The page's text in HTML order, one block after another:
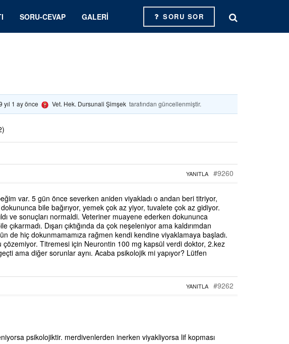
SORU-CEVAP GALERI SORU SOR
yıl 1 ay önce Vet. Hek. Dursunali Şimşek tarafından güncellenmiştir.
#9260
YANITLA
var. 5 gün önce severken aniden viyakladı o andan beri titriyor,
bile bağırıyor, yemek çok az yiyor, tuvalete çok az gidiyor.
ve sonuçları normaldi. Veteriner muayene ederken dokununca
çıkarmadı. Dışarı çıktığında da çok neşeleniyor ama kaldırımdan
de hiç dokunmamamıza rağmen kendi kendine viyaklamaya başladı.
çözemiyor. Titremesi için Neurontin 100 mg kapsül verdi doktor, 2.kez
ama diğer sorunlar aynı. Acaba psikolojik mi yapıyor? Lütfen
#9262
YANITLA
psikolojiktir. merdivenlerden inerken viyakliyorsa lif kopması